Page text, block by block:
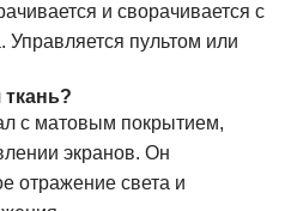
и сворачивается с
пультом или
с матовым покрытием,
экранов. Он
отражение света и